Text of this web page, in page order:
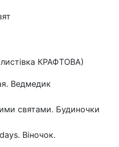
КРАФТОВА)
Ведмедик
святами. Будиночки
Віночок.